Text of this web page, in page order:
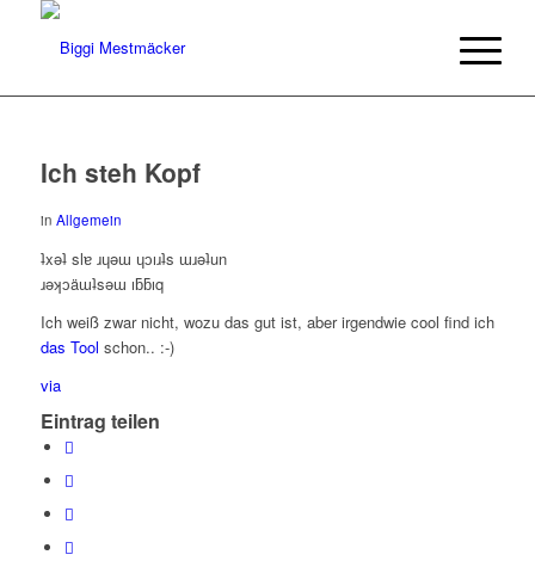
Ich steh Kopf
in Allgemein
ʇxǝʇ slɐ ɹɥǝɯ ɥɔıɹʇs ɯɹǝʇun
ɹǝʞɔäɯʇsǝɯ ıƃƃıq
Ich weiß zwar nicht, wozu das gut ist, aber irgendwie cool find ich
das Tool schon.. :-)
via
Eintrag teilen